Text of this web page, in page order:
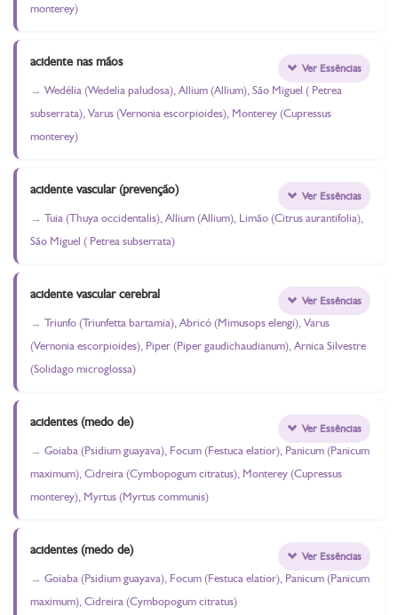
monterey)
acidente nas mãos
Wedélia (Wedelia paludosa), Allium (Allium), São Miguel ( Petrea
subserrata), Varus (Vernonia escorpioides), Monterey (Cupressus
monterey)
Ver Essências
acidente vascular (prevenção)
Tuia (Thuya occidentalis), Allium (Allium), Limão (Citrus aurantifolia),
São Miguel ( Petrea subserrata)
Ver Essências
acidente vascular cerebral
Triunfo (Triunfetta bartamia), Abricó (Mimusops elengi), Varus
(Vernonia escorpioides), Piper (Piper gaudichaudianum), Arnica Silvestre
(Solidago microglossa)
Ver Essências
acidentes (medo de)
Goiaba (Psidium guayava), Focum (Festuca elatior), Panicum (Panicum
maximum), Cidreira (Cymbopogum citratus), Monterey (Cupressus
monterey), Myrtus (Myrtus communis)
Ver Essências
acidentes (medo de)
Goiaba (Psidium guayava), Focum (Festuca elatior), Panicum (Panicum
maximum), Cidreira (Cymbopogum citratus)
Ver Essências